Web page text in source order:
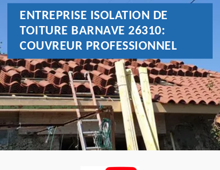
ENTREPRISE ISOLATION DE
TOITURE BARNAVE 26310:
COUVREUR PROFESSIONNEL